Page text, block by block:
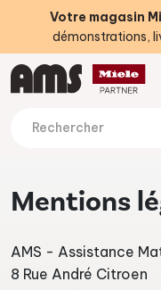
Votre magasin
démonstrations,
Mentions
AMS - Assistance
8 Rue André Citroen